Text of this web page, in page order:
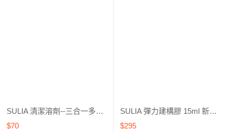
SULIA 清潔溶劑--三合一多功能*清潔甲面、洗筆、除膠*新品上市*優惠5折起
$70
SULIA 彈力建構膠 15ml 新品上市*優惠6折
$295